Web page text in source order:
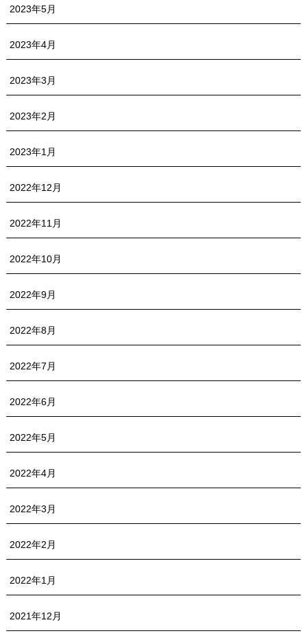
2023年5月
2023年4月
2023年3月
2023年2月
2023年1月
2022年12月
2022年11月
2022年10月
2022年9月
2022年8月
2022年7月
2022年6月
2022年5月
2022年4月
2022年3月
2022年2月
2022年1月
2021年12月